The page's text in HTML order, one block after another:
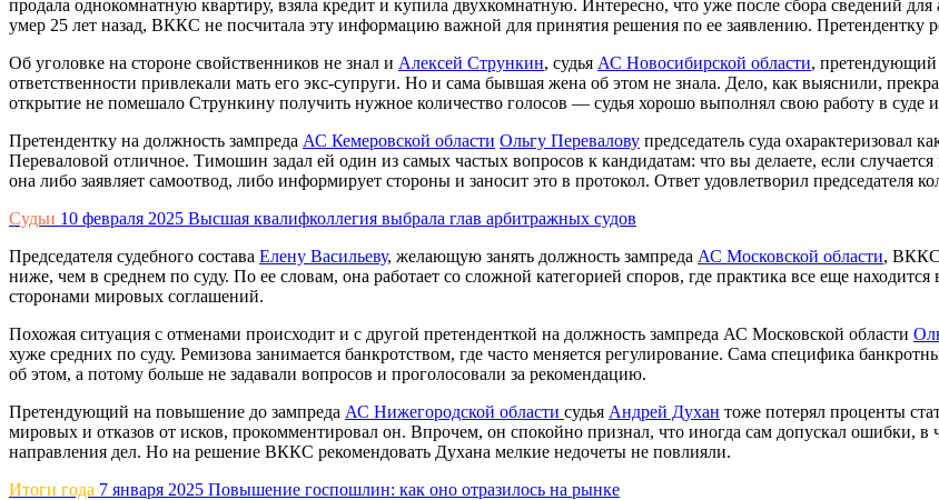
продала однокомнатную квартиру, взяла кредит и купила двухкомнатную. Интересно, что уже после сбора сведений
умер 25 лет назад, ВККС не посчитала эту информацию важной для принятия решения по ее заявлению. Претендентку
Об уголовке на стороне свойственников не знал и Алексей Стрункин, судья АС Новосибирской области, претендующий
ответственности привлекали мать его экс-супруги. Но и сама бывшая жена об этом не знала. Дело, как выяснили,
открытие не помешало Стрункину получить нужное количество голосов — судья хорошо выполнял свою работу в суде
Претендентку на должность зампреда АС Кемеровской области Ольгу Перевалову председатель суда охарактеризовал
Переваловой отличное. Тимошин задал ей один из самых частых вопросов к кандидатам: что вы делаете, если
она либо заявляет самоотвод, либо информирует стороны и заносит это в протокол. Ответ удовлетворил председателя
Судьи 10 февраля 2025 Высшая квалифколлегия выбрала глав арбитражных судов
Председателя судебного состава Елену Васильеву, желающую занять должность зампреда АС Московской области, ВККС
ниже, чем в среднем по суду. По ее словам, она работает со сложной категорией споров, где практика все еще
сторонами мировых соглашений.
Похожая ситуация с отменами происходит и с другой претенденткой на должность зампреда АС Московской области
хуже средних по суду. Ремизова занимается банкротством, где часто меняется регулирование. Сама специфика
об этом, а потому больше не задавали вопросов и проголосовали за рекомендацию.
Претендующий на повышение до зампреда АС Нижегородской области судья Андрей Духан тоже потерял проценты
мировых и отказов от исков, прокомментировал он. Впрочем, он спокойно признал, что иногда сам допускал ошибки, в
направления дел. Но на решение ВККС рекомендовать Духана мелкие недочеты не повлияли.
Итоги года 7 января 2025 Повышение госпошлин: как оно отразилось на рынке